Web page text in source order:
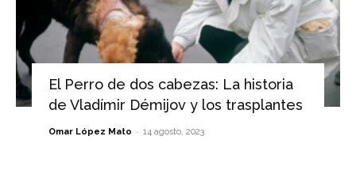
El Perro de dos cabezas: La historia
de Vladímir Démijov y los trasplantes
Omar López Mato - 14 agosto, 2023